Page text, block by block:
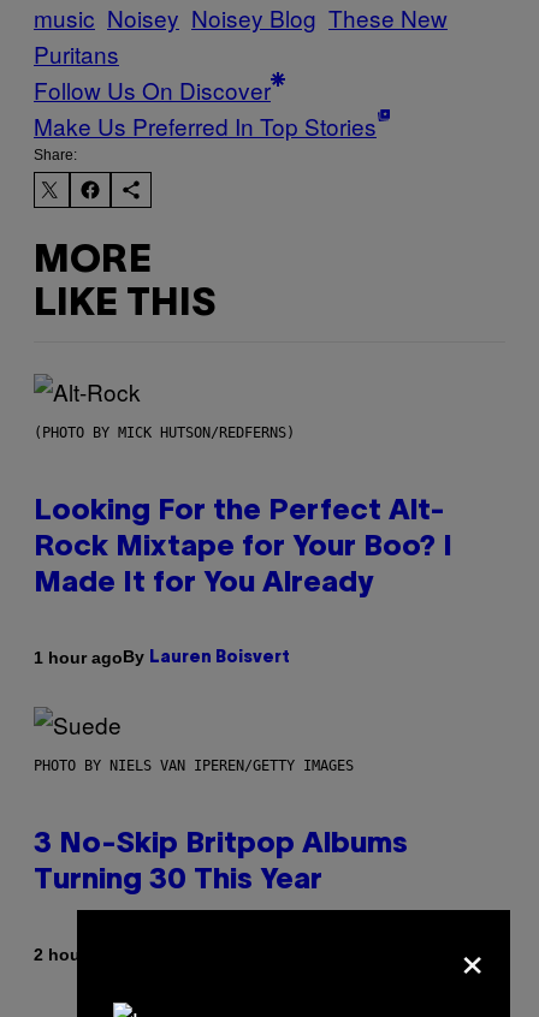
music Noisey Noisey Blog These New
Puritans
Follow Us On Discover
Make Us Preferred In Top Stories
Share:
MORE
LIKE THIS
(PHOTO BY MICK HUTSON/REDFERNS)
Looking For the Perfect Alt-
Rock Mixtape for Your Boo? I
Made It for You Already
1 hour agoBy Lauren Boisvert
PHOTO BY NIELS VAN IPEREN/GETTY IMAGES
3 No-Skip Britpop Albums
Turning 30 This Year
2 hours ago ×